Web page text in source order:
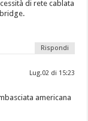
di rete cablata
Rispondi
Lug.02 di 15:23
americana